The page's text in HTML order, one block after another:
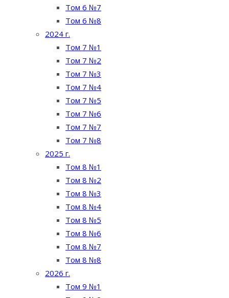
Том 6 №7
Том 6 №8
2024 г.
Том 7 №1
Том 7 №2
Том 7 №3
Том 7 №4
Том 7 №5
Том 7 №6
Том 7 №7
Том 7 №8
2025 г.
Том 8 №1
Том 8 №2
Том 8 №3
Том 8 №4
Том 8 №5
Том 8 №6
Том 8 №7
Том 8 №8
2026 г.
Том 9 №1